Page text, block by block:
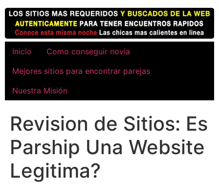
contenido
Inicio
Como conseguir novia
Mejores sitios para encontrar parejas
Nuestra Misión
Revision de Sitios: Es
Parship Una Website
Legitima?